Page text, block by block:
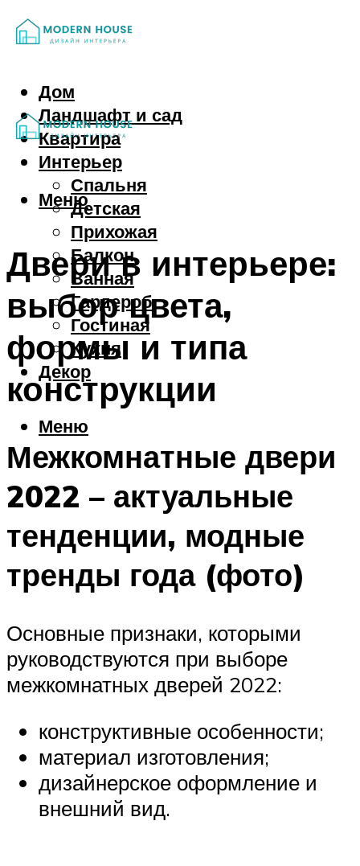
Дом
Ландшафт и сад
Квартира
Интерьер
Спальня
Детская
Прихожая
Балкон
Ванная
Гардероб
Гостиная
Кухня
Декор
Меню
Меню
Двери в интерьере:
выбор цвета,
формы и типа
конструкции
Межкомнатные двери
2022 – актуальные
тенденции, модные
тренды года (фото)
Основные признаки, которыми
руководствуются при выборе
межкомнатных дверей 2022:
конструктивные особенности;
материал изготовления;
дизайнерское оформление и
внешний вид.